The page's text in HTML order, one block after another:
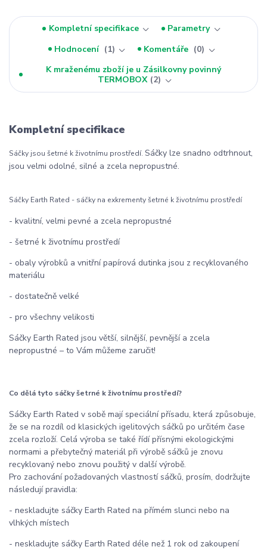
Kompletní specifikace
Parametry
Hodnocení
1 Komentáře
0
K mraženému zboží je u Zásilkovny povinný
TERMOBOX 2
Kompletní specifikace
Sáčky jsou šetrné k životnímu prostředí. Sáčky lze snadno odtrhnout,
jsou velmi odolné, silné a zcela nepropustné.
Sáčky Earth Rated - sáčky na exkrementy šetrné k životnímu prostředí
- kvalitní, velmi pevné a zcela nepropustné
- šetrné k životnímu prostředí
- obaly výrobků a vnitřní papírová dutinka jsou z recyklovaného
materiálu
- dostatečně velké
- pro všechny velikosti
Sáčky Earth Rated jsou větší, silnější, pevnější a zcela
nepropustné – to Vám můžeme zaručit!
Co dělá tyto sáčky šetrné k životnímu prostředí?
Sáčky Earth Rated v sobě mají speciální přísadu, která způsobuje,
že se na rozdíl od klasických igelitových sáčků po určitém čase
zcela rozloží. Celá výroba se také řídí přísnými ekologickými
normami a přebytečný materiál při výrobě sáčků je znovu
recyklovaný nebo znovu použitý v další výrobě.
Pro zachování požadovaných vlastností sáčků, prosím, dodržujte
následují pravidla:
- neskladujte sáčky Earth Rated na přímém slunci nebo na
vlhkých místech
- neskladujte sáčky Earth Rated déle než 1 rok od zakoupení